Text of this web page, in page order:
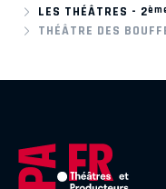
LES THÉÂTRES - 2
THÉÂTRE DES